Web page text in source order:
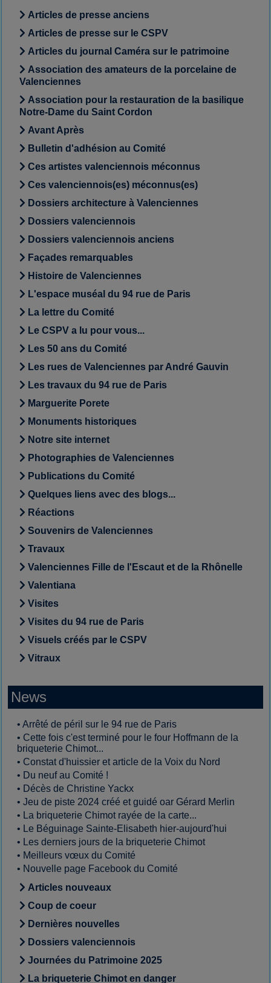
Articles de presse anciens
Articles de presse sur le CSPV
Articles du journal Caméra sur le patrimoine
Association des amateurs de la porcelaine de
Valenciennes
Association pour la restauration de la basilique
Notre-Dame du Saint Cordon
Avant Après
Bulletin d'adhésion au Comité
Ces artistes valenciennois méconnus
Ces valenciennois(es) méconnus(es)
Dossiers architecture à Valenciennes
Dossiers valenciennois
Dossiers valenciennois anciens
Façades remarquables
Histoire de Valenciennes
L'espace muséal du 94 rue de Paris
La lettre du Comité
Le CSPV a lu pour vous...
Les 50 ans du Comité
Les rues de Valenciennes par André Gauvin
Les travaux du 94 rue de Paris
Marguerite Porete
Monuments historiques
Notre site internet
Photographies de Valenciennes
Publications du Comité
Quelques liens avec des blogs...
Réactions
Souvenirs de Valenciennes
Travaux
Valenciennes Fille de l'Escaut et de la Rhônelle
Valentiana
Visites
Visites du 94 rue de Paris
Visuels créés par le CSPV
Vitraux
News
• Arrêté de péril sur le 94 rue de Paris
• Cette fois c'est terminé pour le four Hoffmann de la
briqueterie Chimot...
• Constat d'huissier et article de la Voix du Nord
• Du neuf au Comité !
• Décès de Christine Yackx
• Jeu de piste 2024 créé et guidé oar Gérard Merlin
• La briqueterie Chimot rayée de la carte...
• Le Béguinage Sainte-Elisabeth hier-aujourd'hui
• Les derniers jours de la briqueterie Chimot
• Meilleurs vœux du Comité
• Nouvelle page Facebook du Comité
Articles nouveaux
Coup de coeur
Dernières nouvelles
Dossiers valenciennois
Journées du Patrimoine 2025
La briqueterie Chimot en danger